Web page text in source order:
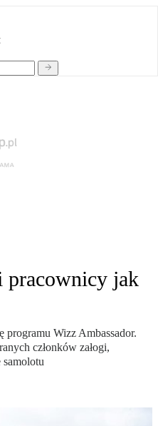
jak
programu Wizz Ambassador.
członków załogi,
samolotu